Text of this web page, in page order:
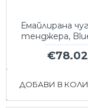
Емайлирана
тенджера,
€78.02
ДОБАВИ В